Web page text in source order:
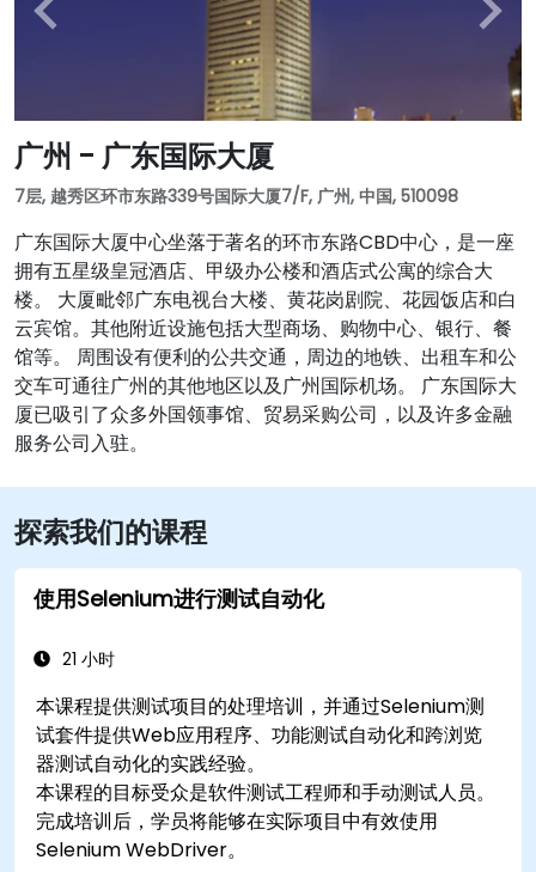
广州 - 广东国际大厦
7层, 越秀区环市东路339号国际大厦7/F, 广州, 中国, 510098
广东国际大厦中心坐落于著名的环市东路CBD中心，是一座
拥有五星级皇冠酒店、甲级办公楼和酒店式公寓的综合大
楼。 大厦毗邻广东电视台大楼、黄花岗剧院、花园饭店和白
云宾馆。其他附近设施包括大型商场、购物中心、银行、餐
馆等。 周围设有便利的公共交通，周边的地铁、出租车和公
交车可通往广州的其他地区以及广州国际机场。 广东国际大
厦已吸引了众多外国领事馆、贸易采购公司，以及许多金融
服务公司入驻。
探索我们的课程
使用Selenium进行测试自动化
21 小时
本课程提供测试项目的处理培训，并通过Selenium测
试套件提供Web应用程序、功能测试自动化和跨浏览
器测试自动化的实践经验。
本课程的目标受众是软件测试工程师和手动测试人员。
完成培训后，学员将能够在实际项目中有效使用
Selenium WebDriver。